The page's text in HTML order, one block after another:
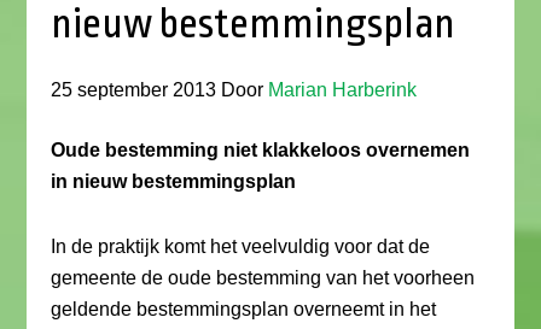
nieuw bestemmingsplan
25 september 2013 Door Marian Harberink
Oude bestemming niet klakkeloos overnemen
in nieuw bestemmingsplan
In de praktijk komt het veelvuldig voor dat de
gemeente de oude bestemming van het voorheen
geldende bestemmingsplan overneemt in het